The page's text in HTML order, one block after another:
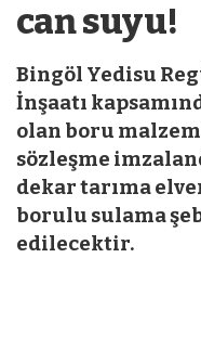
can suyu!
Bingöl Yedisu
İnşaatı
olan boru
sözleşme
dekar tarıma
borulu sulama
edilecektir.